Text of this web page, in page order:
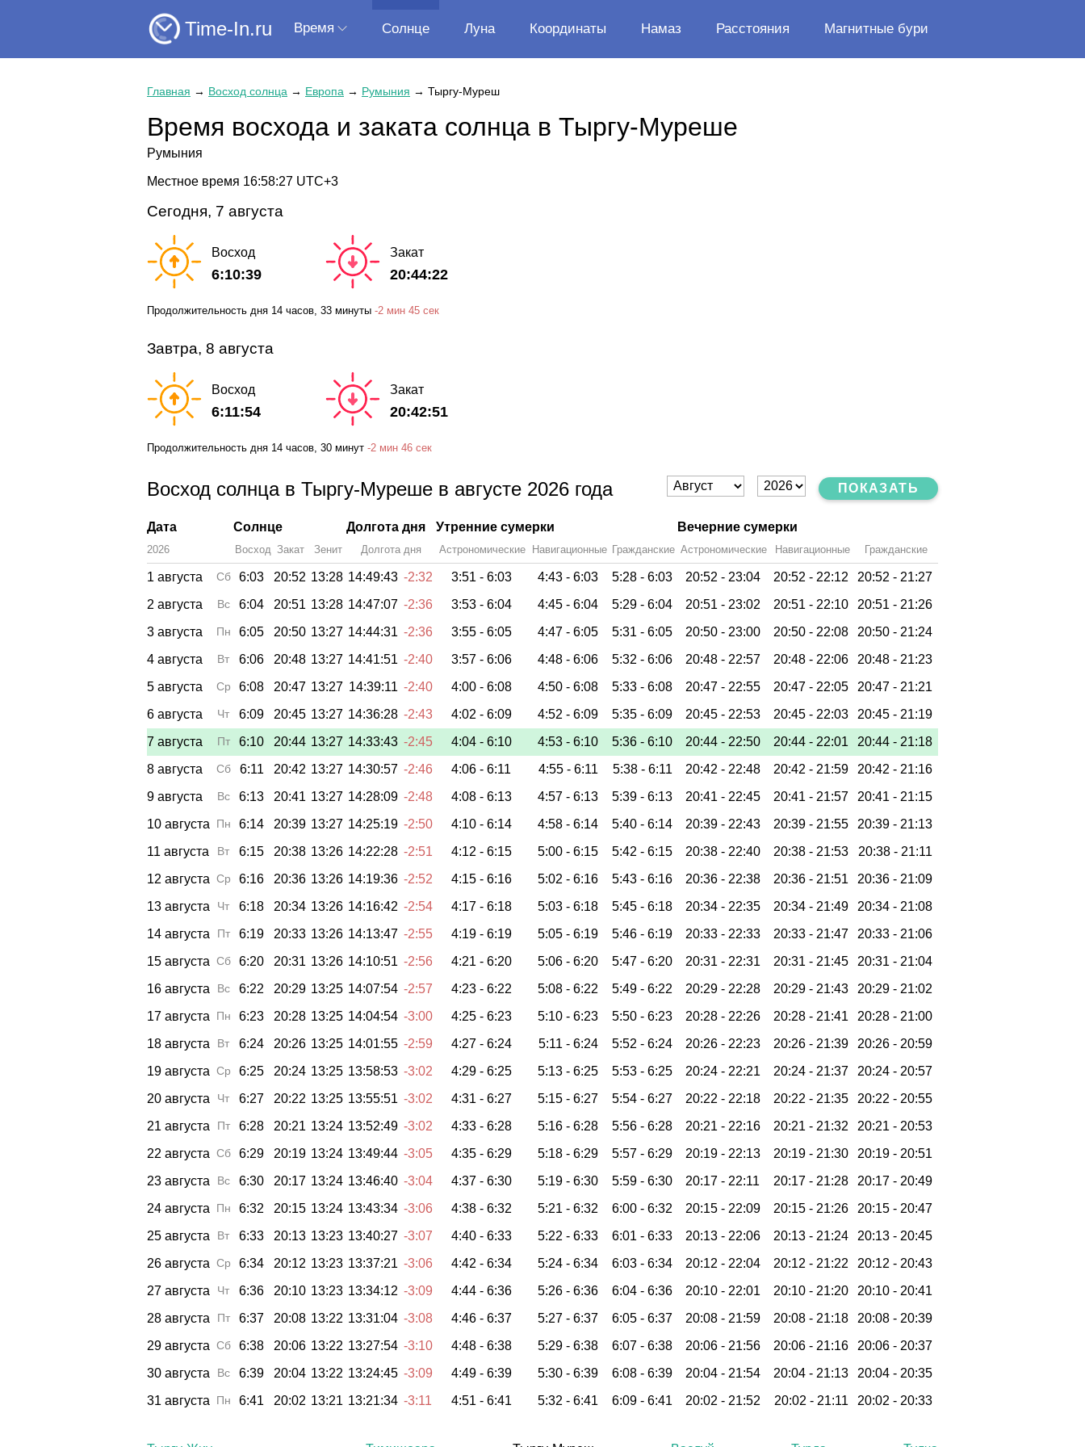
Time-In.ru Время Солнце Луна Координаты Намаз Расстояния Магнитные бури
Главная → Восход солнца → Европа → Румыния → Тыргу-Муреш
Время восхода и заката солнца в Тыргу-Муреше
Румыния
Местное время 16:58:27 UTC+3
Сегодня, 7 августа
Восход
6:10:39
Закат
20:44:22
Продолжительность дня 14 часов , 33 минуты -2 мин 45 сек
Завтра, 8 августа
Восход
6:11:54
Закат
20:42:51
Продолжительность дня 14 часов, 30 минут -2 мин 46 сек
Восход солнца в Тыргу-Муреше в августе 2026 года ПОКАЗАТЬ
Дата Солнце Долгота дня Утренние сумерки Вечерние сумерки
2026 Восход Закат Зенит Долгота дня Астрономические Навигационные Гражданские Астрономические Навигационные Гражданские
1 августа Сб 6:03 20:52 13:28 14:49:43 -2:32 3:51 - 6:03 4:43 - 6:03 5:28 - 6:03 20:52 - 23:04 20:52 - 22:12 20:52 - 21:27
2 августа
Вс 6:04 20:51 13:28 14:47:07 -2:36 3:53 - 6:04 4:45 - 6:04 5:29 - 6:04 20:51 - 23:02 20:51 - 22:10 20:51 - 21:26
3 августа
Пн 6:05 20:50 13:27 14:44:31 -2:36 3:55 - 6:05 4:47 - 6:05 5:31 - 6:05 20:50 - 23:00 20:50 - 22:08 20:50 - 21:24
4 августа
Вт 6:06 20:48 13:27 14:41:51 -2:40 3:57 - 6:06 4:48 - 6:06 5:32 - 6:06 20:48 - 22:57 20:48 - 22:06 20:48 - 21:23
5 августа
Ср 6:08 20:47 13:27 14:39:11 -2:40 4:00 - 6:08 4:50 - 6:08 5:33 - 6:08 20:47 - 22:55 20:47 - 22:05 20:47 - 21:21
6 августа
Чт 6:09 20:45 13:27 14:36:28 -2:43 4:02 - 6:09 4:52 - 6:09 5:35 - 6:09 20:45 - 22:53 20:45 - 22:03 20:45 - 21:19
7 августа
Пт 6:10 20:44 13:27 14:33:43 -2:45 4:04 - 6:10 4:53 - 6:10 5:36 - 6:10 20:44 - 22:50 20:44 - 22:01 20:44 - 21:18
8 августа
Сб 6:11 20:42 13:27 14:30:57 -2:46 4:06 - 6:11 4:55 - 6:11 5:38 - 6:11 20:42 - 22:48 20:42 - 21:59 20:42 - 21:16
9 августа
Вс 6:13 20:41 13:27 14:28:09 -2:48 4:08 - 6:13 4:57 - 6:13 5:39 - 6:13 20:41 - 22:45 20:41 - 21:57 20:41 - 21:15
10 августа
Пн 6:14 20:39 13:27 14:25:19 -2:50 4:10 - 6:14 4:58 - 6:14 5:40 - 6:14 20:39 - 22:43 20:39 - 21:55 20:39 - 21:13
11 августа
Вт 6:15 20:38 13:26 14:22:28 -2:51 4:12 - 6:15 5:00 - 6:15 5:42 - 6:15 20:38 - 22:40 20:38 - 21:53 20:38 - 21:11
12 августа Ср 6:16 20:36 13:26 14:19:36 -2:52 4:15 - 6:16 5:02 - 6:16 5:43 - 6:16 20:36 - 22:38 20:36 - 21:51 20:36 - 21:09
13 августа
Чт 6:18 20:34 13:26 14:16:42 -2:54 4:17 - 6:18 5:03 - 6:18 5:45 - 6:18 20:34 - 22:35 20:34 - 21:49 20:34 - 21:08
14 августа
Пт 6:19 20:33 13:26 14:13:47 -2:55 4:19 - 6:19 5:05 - 6:19 5:46 - 6:19 20:33 - 22:33 20:33 - 21:47 20:33 - 21:06
15 августа Сб 6:20 20:31 13:26 14:10:51 -2:56 4:21 - 6:20 5:06 - 6:20 5:47 - 6:20 20:31 - 22:31 20:31 - 21:45 20:31 - 21:04
16 августа
Вс 6:22 20:29 13:25 14:07:54 -2:57 4:23 - 6:22 5:08 - 6:22 5:49 - 6:22 20:29 - 22:28 20:29 - 21:43 20:29 - 21:02
17 августа
Пн 6:23 20:28 13:25 14:04:54 -3:00 4:25 - 6:23 5:10 - 6:23 5:50 - 6:23 20:28 - 22:26 20:28 - 21:41 20:28 - 21:00
18 августа
Вт 6:24 20:26 13:25 14:01:55 -2:59 4:27 - 6:24 5:11 - 6:24 5:52 - 6:24 20:26 - 22:23 20:26 - 21:39 20:26 - 20:59
19 августа Ср 6:25 20:24 13:25 13:58:53 -3:02 4:29 - 6:25 5:13 - 6:25 5:53 - 6:25 20:24 - 22:21 20:24 - 21:37 20:24 - 20:57
20 августа
Чт 6:27 20:22 13:25 13:55:51 -3:02 4:31 - 6:27 5:15 - 6:27 5:54 - 6:27 20:22 - 22:18 20:22 - 21:35 20:22 - 20:55
21 августа
Пт 6:28 20:21 13:24 13:52:49 -3:02 4:33 - 6:28 5:16 - 6:28 5:56 - 6:28 20:21 - 22:16 20:21 - 21:32 20:21 - 20:53
22 августа Сб 6:29 20:19 13:24 13:49:44 -3:05 4:35 - 6:29 5:18 - 6:29 5:57 - 6:29 20:19 - 22:13 20:19 - 21:30 20:19 - 20:51
23 августа
Вс 6:30 20:17 13:24 13:46:40 -3:04 4:37 - 6:30 5:19 - 6:30 5:59 - 6:30 20:17 - 22:11 20:17 - 21:28 20:17 - 20:49
24 августа
Пн 6:32 20:15 13:24 13:43:34 -3:06 4:38 - 6:32 5:21 - 6:32 6:00 - 6:32 20:15 - 22:09 20:15 - 21:26 20:15 - 20:47
25 августа
Вт 6:33 20:13 13:23 13:40:27 -3:07 4:40 - 6:33 5:22 - 6:33 6:01 - 6:33 20:13 - 22:06 20:13 - 21:24 20:13 - 20:45
26 августа Ср 6:34 20:12 13:23 13:37:21 -3:06 4:42 - 6:34 5:24 - 6:34 6:03 - 6:34 20:12 - 22:04 20:12 - 21:22 20:12 - 20:43
27 августа
Чт 6:36 20:10 13:23 13:34:12 -3:09 4:44 - 6:36 5:26 - 6:36 6:04 - 6:36 20:10 - 22:01 20:10 - 21:20 20:10 - 20:41
28 августа
Пт 6:37 20:08 13:22 13:31:04 -3:08 4:46 - 6:37 5:27 - 6:37 6:05 - 6:37 20:08 - 21:59 20:08 - 21:18 20:08 - 20:39
29 августа Сб 6:38 20:06 13:22 13:27:54 -3:10 4:48 - 6:38 5:29 - 6:38 6:07 - 6:38 20:06 - 21:56 20:06 - 21:16 20:06 - 20:37
30 августа
Вс 6:39 20:04 13:22 13:24:45 -3:09 4:49 - 6:39 5:30 - 6:39 6:08 - 6:39 20:04 - 21:54 20:04 - 21:13 20:04 - 20:35
31 августа
Пн 6:41 20:02 13:21 13:21:34 -3:11 4:51 - 6:41 5:32 - 6:41 6:09 - 6:41 20:02 - 21:52 20:02 - 21:11 20:02 - 20:33